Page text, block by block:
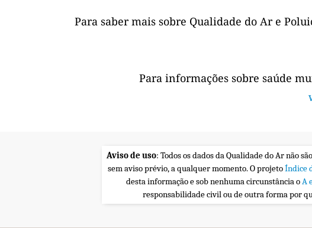
Para saber mais sobre Qualidade do Ar e
Para informações sobre saúde
Aviso de uso: Todos os dados da Qualidade do Ar não
sem aviso prévio, a qualquer momento. O projetoÍndice
desta informação e sob nenhuma circunstância oA
responsabilidade civil ou de outra forma por